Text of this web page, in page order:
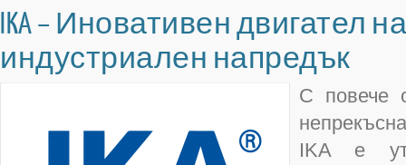
IKA – Иновативен двигател
индустриален напредък
С повече
IKA е